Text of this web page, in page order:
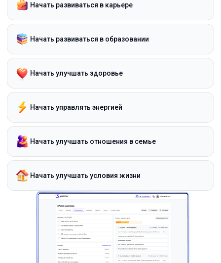
Начать развиваться в карьере
Начать развиваться в образовании
Начать улучшать здоровье
Начать управлять энергией
Начать улучшать отношения в семье
Начать улучшать условия жизни